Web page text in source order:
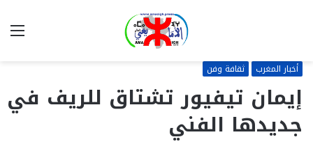
أخبار المغرب ثقافة وفن
إيمان تيفيور تشتاق للريف في
جديدها الفني